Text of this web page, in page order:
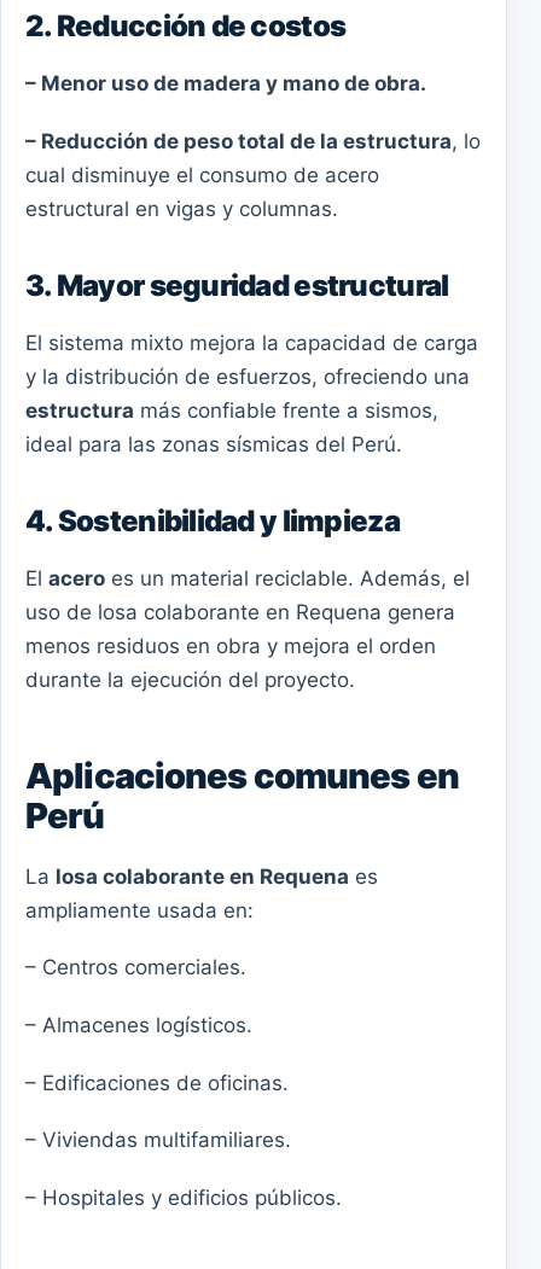
2. Reducción de costos
– Menor uso de madera y mano de obra.
– Reducción de peso total de la estructura, lo
cual disminuye el consumo de acero
estructural en vigas y columnas.
3. Mayor seguridad estructural
El sistema mixto mejora la capacidad de carga
y la distribución de esfuerzos, ofreciendo una
estructura más confiable frente a sismos,
ideal para las zonas sísmicas del Perú.
4. Sostenibilidad y limpieza
El acero es un material reciclable. Además, el
uso de losa colaborante en Requena genera
menos residuos en obra y mejora el orden
durante la ejecución del proyecto.
Aplicaciones comunes en
Perú
La losa colaborante en Requena es
ampliamente usada en:
– Centros comerciales.
– Almacenes logísticos.
– Edificaciones de oficinas.
– Viviendas multifamiliares.
– Hospitales y edificios públicos.